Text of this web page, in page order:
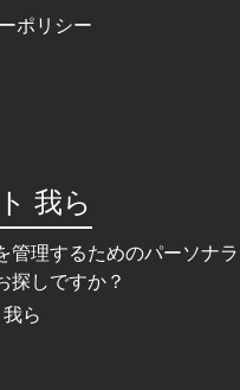
ポリシー
我ら
管理するためのパーソナ
探しですか？
ら